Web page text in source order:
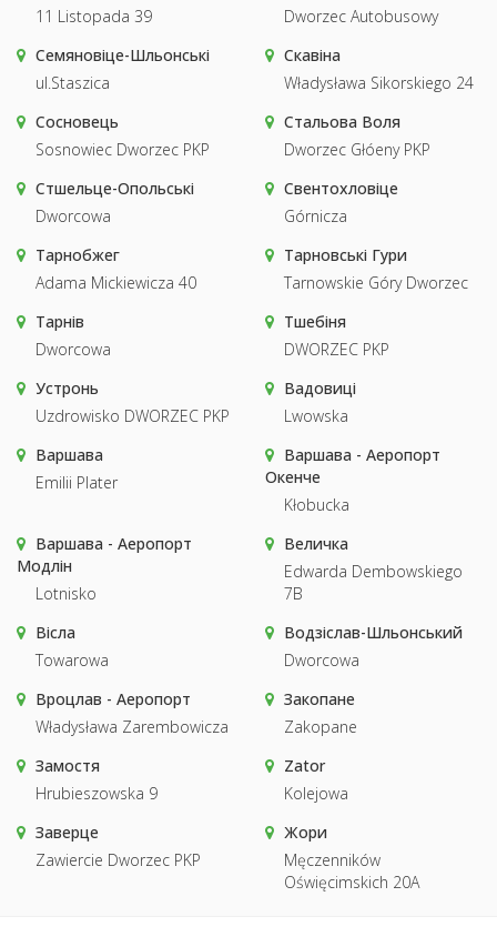
11 Listopada 39
Dworzec Autobusowy
Семяновіце-Шльонські
ul.Staszica
Скавіна
Władysława Sikorskiego 24
Сосновець
Sosnowiec Dworzec PKP
Стальова Воля
Dworzec Głóeny PKP
Стшельце-Опольські
Dworcowa
Свентохловіце
Górnicza
Тарнобжег
Adama Mickiewicza 40
Тарновські Гури
Tarnowskie Góry Dworzec
Тарнів
Dworcowa
Тшебіня
DWORZEC PKP
Устронь
Uzdrowisko DWORZEC PKP
Вадовиці
Lwowska
Варшава
Emilii Plater
Варшава - Аеропорт
Окенче
Kłobucka
Варшава - Аеропорт
Модлін
Lotnisko
Величка
Edwarda Dembowskiego
7B
Вісла
Towarowa
Водзіслав-Шльонський
Dworcowa
Вроцлав - Аеропорт
Władysława Zarembowicza
Закопане
Zakopane
Замостя
Hrubieszowska 9
Zator
Kolejowa
Заверце
Zawiercie Dworzec PKP
Жори
Męczenników
Oświęcimskich 20A